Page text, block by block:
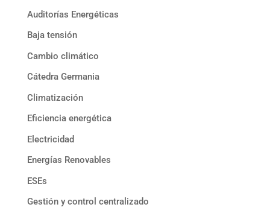
Auditorías Energéticas
Baja tensión
Cambio climático
Cátedra Germania
Climatización
Eficiencia energética
Electricidad
Energías Renovables
ESEs
Gestión y control centralizado